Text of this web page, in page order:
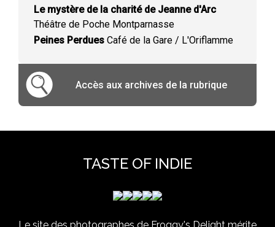
Le mystère de la charité de Jeanne d'Arc
Théâtre de Poche Montparnasse
Peines Perdues Café de la Gare / L'Oriflamme
Accès aux archives de la rubrique
TASTE OF INDIE